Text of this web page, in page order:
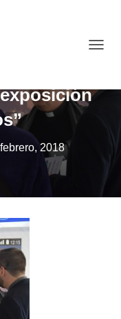
B
D
2018